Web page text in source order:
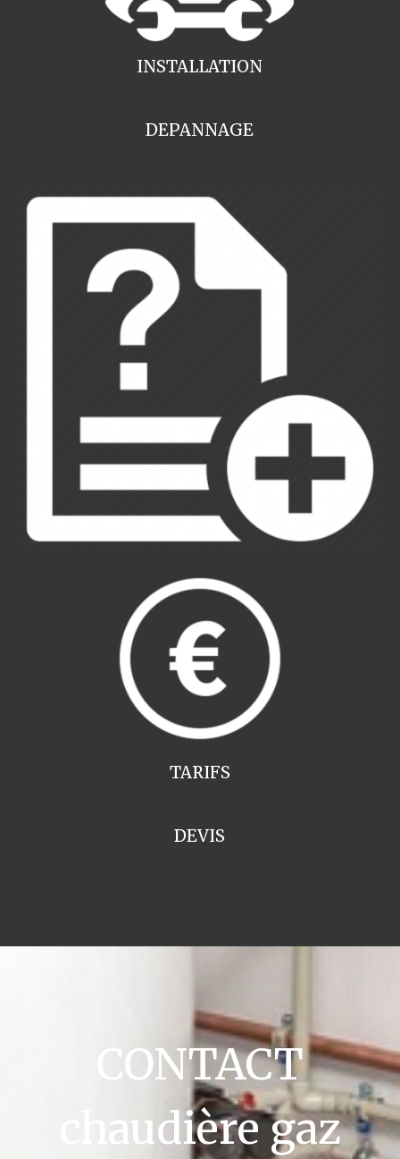
INSTALLATION
DEPANNAGE
TARIFS
DEVIS
CONTACT
chaudière gaz